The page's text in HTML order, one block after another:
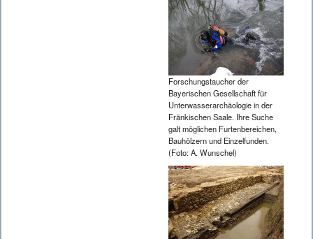
Forschungstaucher der
Bayerischen Gesellschaft für
Unterwasserarchäologie in der
Fränkischen Saale. Ihre Suche
galt möglichen Furtenbereichen,
Bauhölzern und Einzelfunden.
(Foto: A. Wunschel)